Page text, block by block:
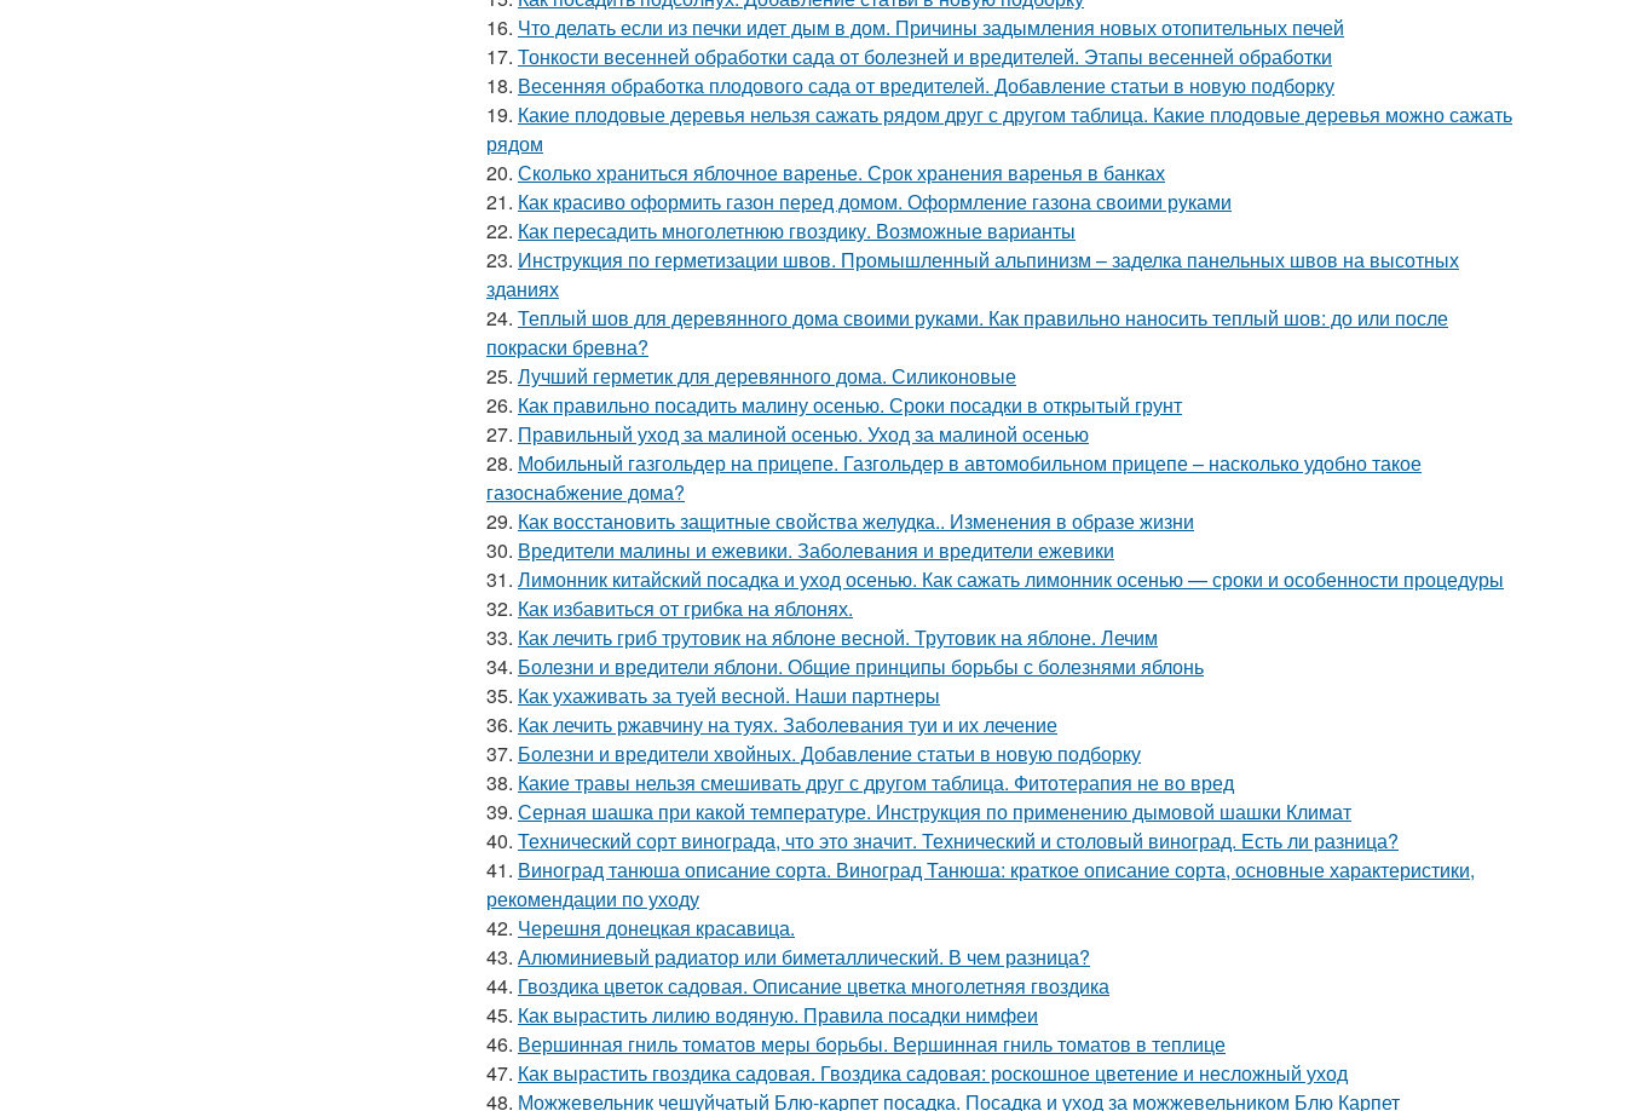
16. Что делать если из печки идет дым в дом. Причины задымления новых отопительных печей
17. Тонкости весенней обработки сада от болезней и вредителей. Этапы весенней обработки
18. Весенняя обработка плодового сада от вредителей. Добавление статьи в новую подборку
19. Какие плодовые деревья нельзя сажать рядом друг с другом таблица. Какие плодовые деревья можно сажать
рядом
20. Сколько храниться яблочное варенье. Срок хранения варенья в банках
21. Как красиво оформить газон перед домом. Оформление газона своими руками
22. Как пересадить многолетнюю гвоздику. Возможные варианты
23. Инструкция по герметизации швов. Промышленный альпинизм – заделка панельных швов на высотных
зданиях
24. Теплый шов для деревянного дома своими руками. Как правильно наносить теплый шов: до или после
покраски бревна?
25. Лучший герметик для деревянного дома. Силиконовые
26. Как правильно посадить малину осенью. Сроки посадки в открытый грунт
27. Правильный уход за малиной осенью. Уход за малиной осенью
28. Мобильный газгольдер на прицепе. Газгольдер в автомобильном прицепе – насколько удобно такое
газоснабжение дома?
29. Как восстановить защитные свойства желудка.. Изменения в образе жизни
30. Вредители малины и ежевики. Заболевания и вредители ежевики
31. Лимонник китайский посадка и уход осенью. Как сажать лимонник осенью — сроки и особенности процедуры
32. Как избавиться от грибка на яблонях.
33. Как лечить гриб трутовик на яблоне весной. Трутовик на яблоне. Лечим
34. Болезни и вредители яблони. Общие принципы борьбы с болезнями яблонь
35. Как ухаживать за туей весной. Наши партнеры
36. Как лечить ржавчину на туях. Заболевания туи и их лечение
37. Болезни и вредители хвойных. Добавление статьи в новую подборку
38. Какие травы нельзя смешивать друг с другом таблица. Фитотерапия не во вред
39. Серная шашка при какой температуре. Инструкция по применению дымовой шашки Климат
40. Технический сорт винограда, что это значит. Технический и столовый виноград. Есть ли разница?
41. Виноград танюша описание сорта. Виноград Танюша: краткое описание сорта, основные характеристики,
рекомендации по уходу
42. Черешня донецкая красавица.
43. Алюминиевый радиатор или биметаллический. В чем разница?
44. Гвоздика цветок садовая. Описание цветка многолетняя гвоздика
45. Как вырастить лилию водяную. Правила посадки нимфеи
46. Вершинная гниль томатов меры борьбы. Вершинная гниль томатов в теплице
47. Как вырастить гвоздика садовая. Гвоздика садовая: роскошное цветение и несложный уход
48. Можжевельник чешуйчатый Блю-карпет посадка. Посадка и уход за можжевельником Блю Карпет